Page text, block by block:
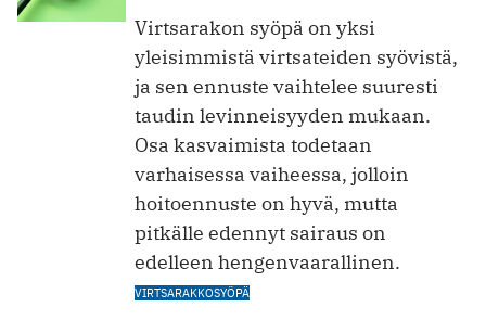
Virtsarakon syöpä on yksi
yleisimmistä virtsateiden syövistä,
ja sen ennuste vaihtelee suuresti
taudin levinneisyyden mukaan.
Osa kasvaimista todetaan
varhaisessa vaiheessa, jolloin
hoitoennuste on hyvä, mutta
pitkälle edennyt sairaus on
edelleen hengenvaarallinen.
VIRTSARAKKOSYÖPÄ